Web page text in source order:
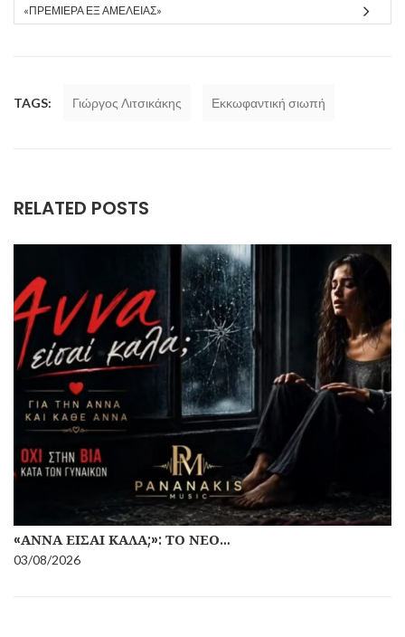
«ΠΡΕΜΙΈΡΑ ΕΞ ΑΜΕΛΕΊΑΣ»
TAGS: Γιώργος Λιτσικάκης Εκκωφαντική σιωπή
RELATED POSTS
«ΆΝΝΑ ΕΊΣΑΙ ΚΑΛΆ;»: ΤΟ ΝΈΟ…
03/08/2026